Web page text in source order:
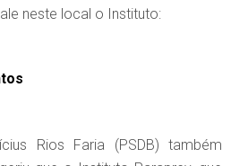
neste local o Instituto:
Rios Faria (PSDB) também